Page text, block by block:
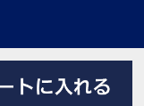
All rights reserved